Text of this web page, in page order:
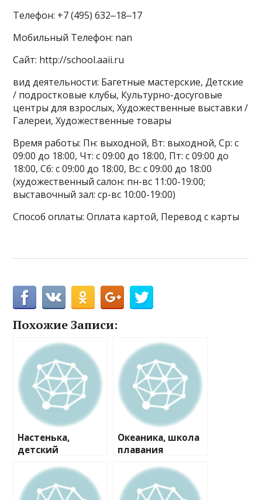
Телефон: +7 (495) 632‒18‒17
Мобильный Телефон: nan
Сайт: http://school.aaii.ru
вид деятельности: Багетные мастерские, Детские
/ подростковые клубы, Культурно-досуговые
центры для взрослых, Художественные выставки /
Галереи, Художественные товары
Время работы: Пн: выходной, Вт: выходной, Ср: с
09:00 до 18:00, Чт: с 09:00 до 18:00, Пт: с 09:00 до
18:00, Сб: с 09:00 до 18:00, Вс: с 09:00 до 18:00
(художественный салон: пн-вс 11:00-19:00;
выставочный зал: ср-вс 10:00-19:00)
Способ оплаты: Оплата картой, Перевод с карты
Похожие Записи:
Настенька,
детский
центр
Океаника, школа
плавания